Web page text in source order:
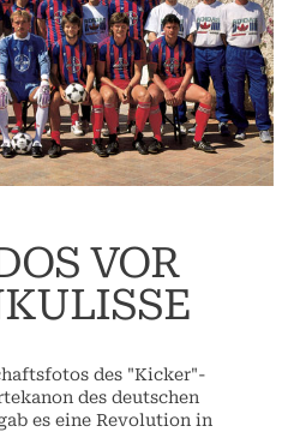
VOR
des "Kicker"-
des deutschen
es eine Revolution in